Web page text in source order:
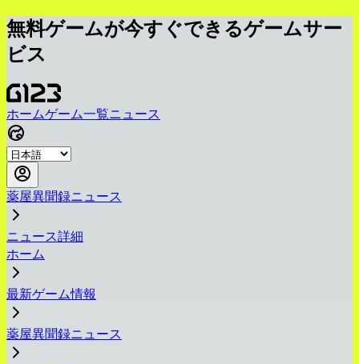
無料ゲームが今すぐできるゲームサー
ビス
ホームゲーム一覧ニュース
薬屋異聞録ニュース
ニュース詳細
ホーム
最新ゲーム情報
薬屋異聞録ニュース